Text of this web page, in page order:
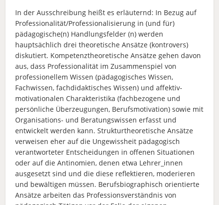
In der Ausschreibung heißt es erläuternd: In Bezug auf
Professionalität/Professionalisierung in (und für)
pädagogische(n) Handlungsfelder (n) werden
hauptsächlich drei theoretische Ansätze (kontrovers)
diskutiert. Kompetenztheoretische Ansätze gehen davon
aus, dass Professionalität im Zusammenspiel von
professionellem Wissen (pädagogisches Wissen,
Fachwissen, fachdidaktisches Wissen) und affektiv-
motivationalen Charakteristika (fachbezogene und
persönliche Überzeugungen, Berufsmotivation) sowie mit
Organisations- und Beratungswissen erfasst und
entwickelt werden kann. Strukturtheoretische Ansätze
verweisen eher auf die Ungewissheit pädagogisch
verantworteter Entscheidungen in offenen Situationen
oder auf die Antinomien, denen etwa Lehrer_innen
ausgesetzt sind und die diese reflektieren, moderieren
und bewältigen müssen. Berufsbiographisch orientierte
Ansätze arbeiten das Professionsverständnis von